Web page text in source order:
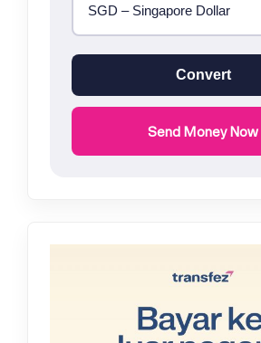
Convert
Send Money Now